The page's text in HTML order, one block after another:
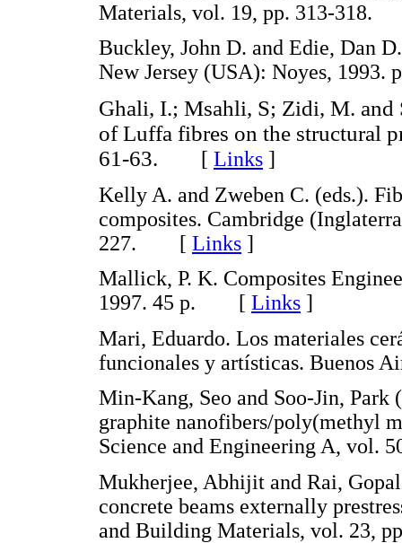
Materials, vol. 19, pp. 313-
Buckley, John D. and Edie, Dan
New Jersey (USA): Noyes,
Ghali, I.; Msahli, S; Zidi, M. and
of Luffa fibres on the structural
61-63. [ Links ]
Kelly A. and Zweben C. (eds.).
composites. Cambridge
227. [ Links ]
Mallick, P. K. Composites
1997. 45 p. [ Links ]
Mari, Eduardo. Los materiales
funcionales y artísticas.
Min-Kang, Seo and Soo-Jin,
graphite nanofibers/poly(methyl
Science and Engineering A,
Mukherjee, Abhijit and Rai,
concrete beams externally
and Building Materials, vol.